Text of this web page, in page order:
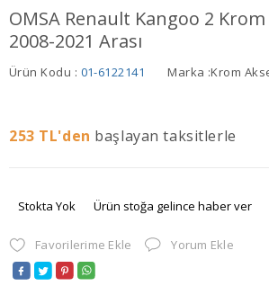
OMSA Renault Kangoo 2 Krom
2008-2021 Arası
Ürün Kodu : 01-6122141 Marka :Krom
253 TL'den başlayan taksitlerle
Stokta Yok Ürün stoğa gelince haber ver
Favorilerime Ekle Yorum Ekle